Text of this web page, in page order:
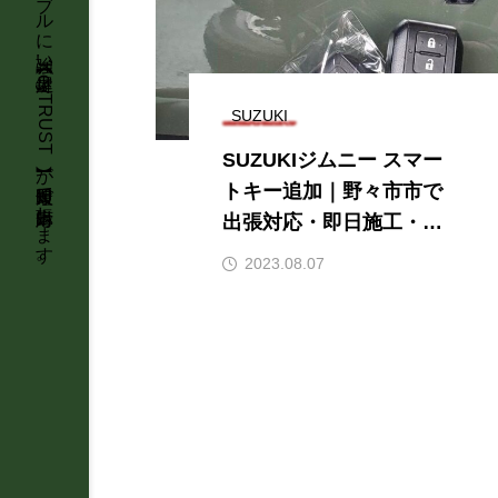
SUZUKI
SUZUKIジムニー スマー
トキー追加｜野々市市で
出張対応・即日施工・明
朗会計 KeyTRUST
2023.08.07